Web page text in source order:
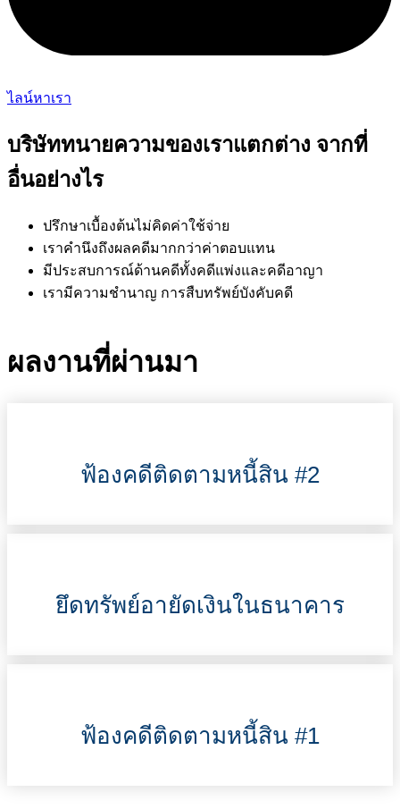
ไลน์หาเรา
บริษัททนายความของเราแตกต่าง จากที่
อื่นอย่างไร
ปรึกษาเบื้องต้นไม่คิดค่าใช้จ่าย
เราคำนึงถึงผลคดีมากกว่าค่าตอบแทน
มีประสบการณ์ด้านคดีทั้งคดีแพ่งและคดีอาญา
เรามีความชำนาญ การสืบทรัพย์บังคับคดี
ผลงานที่ผ่านมา
ฟ้องคดีติดตามหนี้สิน #2
ยึดทรัพย์อายัดเงินในธนาคาร
ฟ้องคดีติดตามหนี้สิน #1